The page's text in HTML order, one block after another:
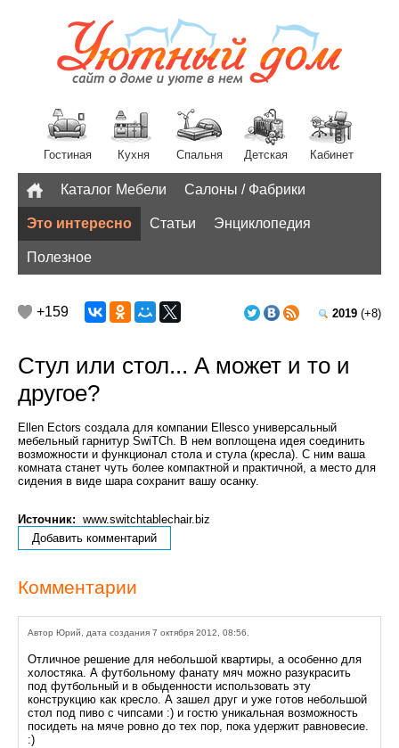
Гостиная Кухня Спальня Детская Кабинет
Разное
Каталог Мебели Салоны / Фабрики
Это интересно Статьи Энциклопедия
Полезное
2019 (+8)
+159
Стул или стол... А может и то и
другое?
Ellen Ectors создала для компании Ellesco универсальный
мебельный гарнитур SwiTCh. В нем воплощена идея соединить
возможности и функционал стола и стула (кресла). С ним ваша
комната станет чуть более компактной и практичной, а место для
сидения в виде шара сохранит вашу осанку.
Источник: www.switchtablechair.biz
Добавить комментарий
Комментарии
Автор Юрий, дата создания 7 октября 2012, 08:56.
Отличное решение для небольшой квартиры, а особенно для
холостяка. А футбольному фанату мяч можно разукрасить
под футбольный и в обыденности использовать эту
конструкцию как кресло. А зашел друг и уже готов небольшой
стол под пиво с чипсами :) и гостю уникальная возможность
посидеть на мяче ровно до тех пор, пока удержит равновесие.
:)